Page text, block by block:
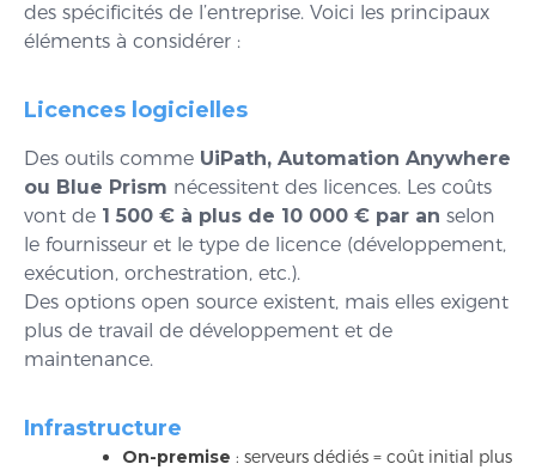
des spécificités de l’entreprise. Voici les principaux
éléments à considérer :
Licences logicielles
Des outils comme UiPath, Automation Anywhere
ou Blue Prism nécessitent des licences. Les coûts
vont de 1 500 € à plus de 10 000 € par an selon
le fournisseur et le type de licence (développement,
exécution, orchestration, etc.).
Des options open source existent, mais elles exigent
plus de travail de développement et de
maintenance.
Infrastructure
On-premise : serveurs dédiés = coût initial plus